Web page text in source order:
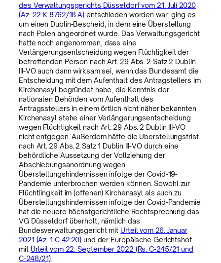
des Verwaltungsgerichts Düsseldorf vom 21. Juli 2020
(Az. 22 K 8762/18.A) entschieden worden war, ging es
um einen Dublin-Bescheid, in dem eine Überstellung
nach Polen angeordnet wurde. Das Verwaltungsgericht
hatte noch angenommen, dass eine
Verlängerungsentscheidung wegen Flüchtigkeit der
betreffenden Person nach Art. 29 Abs. 2 Satz 2 Dublin
III-VO auch dann wirksam sei, wenn das Bundesamt die
Entscheidung mit dem Aufenthalt des Antragstellers im
Kirchenasyl begründet habe, die Kenntnis der
nationalen Behörden vom Aufenthalt des
Antragsstellers in einem örtlich nicht näher bekannten
Kirchenasyl stehe einer Verlängerungsentscheidung
wegen Flüchtigkeit nach Art. 29 Abs. 2 Dublin III-VO
nicht entgegen. Außerdem hätte die Überstellungsfrist
nach Art. 29 Abs. 2 Satz 1 Dublin III-VO durch eine
behördliche Aussetzung der Vollziehung der
Abschiebungsanordnung wegen
Überstellungshindernissen infolge der Covid-19-
Pandemie unterbrochen werden können. Sowohl zur
Flüchtlingkeit im (offenen) Kirchenasyl als auch zu
Überstellungshindernissen infolge der Covid-Pandemie
hat die neuere höchstgerichtliche Rechtsprechung das
VG Düsseldorf überholt, nämlich das
Bundesverwaltungsgericht mit Urteil vom 26. Januar
2021 (Az. 1 C 42.20) und der Europäische Gerichtshof
mit Urteil vom 22. September 2022 (Rs. C-245/21 und
C-248/21)